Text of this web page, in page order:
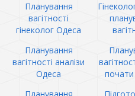
Планування
вагітності
гінеколог Одеса
Планування
вагітності аналізи
Одеса